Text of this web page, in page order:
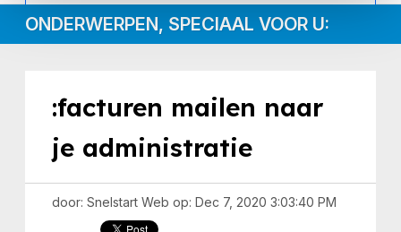
Inloggen
ONDERWERPEN, SPECIAAL VOOR U:
:facturen mailen naar
je administratie
door: Snelstart Web op: Dec 7, 2020 3:03:40 PM